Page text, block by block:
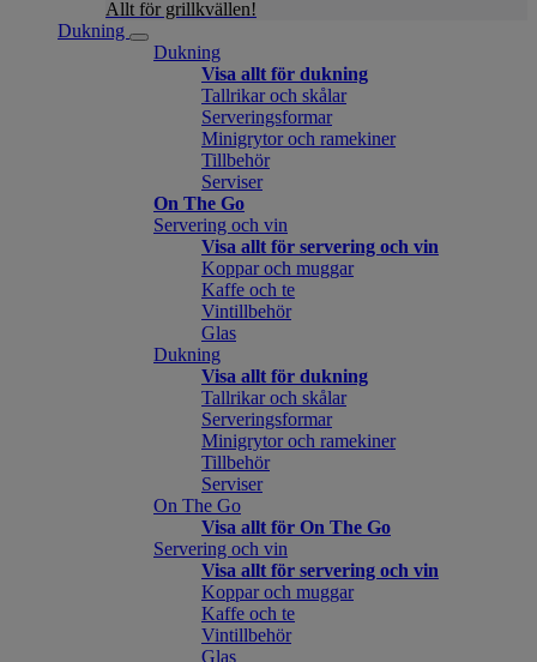
Allt för grillkvällen!
Dukning
Dukning
Visa allt för dukning
Tallrikar och skålar
Serveringsformar
Minigrytor och ramekiner
Tillbehör
Serviser
On The Go
Servering och vin
Visa allt för servering och vin
Koppar och muggar
Kaffe och te
Vintillbehör
Glas
Dukning
Visa allt för dukning
Tallrikar och skålar
Serveringsformar
Minigrytor och ramekiner
Tillbehör
Serviser
On The Go
Visa allt för On The Go
Servering och vin
Visa allt för servering och vin
Koppar och muggar
Kaffe och te
Vintillbehör
Glas